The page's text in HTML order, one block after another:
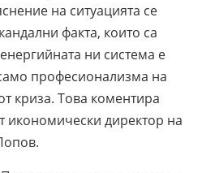
на ситуацията се
факта, които са
ни система е
професионализма на
криза. Това коментира
директор на